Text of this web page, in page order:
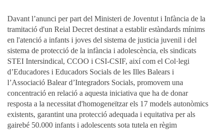
Davant l’anunci per part del Ministeri de Joventut i Infància de la
tramitació d'un Reial Decret destinat a establir estàndards mínims
en l'atenció a infants i joves del sistema de justicia juvenil i del
sistema de protecció de la infància i adolescència, els sindicats
STEI Intersindical, CCOO i CSI-CSIF, així com el Col·legi
d’Educadores i Educadors Socials de les Illes Balears i
l’Associació Balear d’Integradors Socials, promovem una
concentració en relació a aquesta iniciativa que ha de donar
resposta a la necessitat d'homogeneïtzar els 17 models autonòmics
existents, garantint una protecció adequada i equitativa per als
gairebé 50.000 infants i adolescents sota tutela en règim